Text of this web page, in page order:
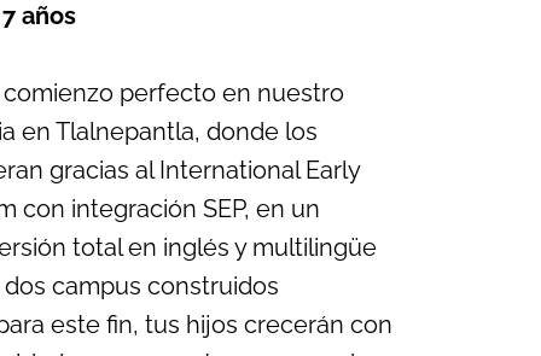
años
perfecto en nuestro
en Tlalnepantla, donde los
gracias al International Early
con integración SEP, en un
total en inglés y multilingüe
campus construidos
este fin, tus hijos crecerán con